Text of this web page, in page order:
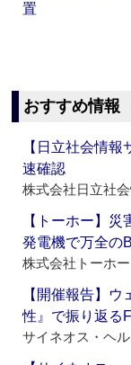
置
おすすめ情報
【日立社会情
速確認
株式会社日立社
【トーホー】
発電機で万全の
株式会社トーホー
【開催報告】
性』で振り返る
サイネオス・ヘ